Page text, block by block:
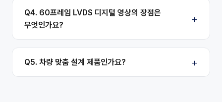
Q4. 60프레임 LVDS 디지털 영상의 장점은
무엇인가요?
Q5. 차량 맞춤 설계 제품인가요?